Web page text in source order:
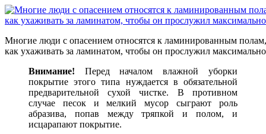
Многие люди с опасением относятся к ламинированным
как ухаживать за ламинатом, чтобы он прослужил
Внимание! Перед началом влажной уборки
покрытие этого типа нуждается в обязательной
предварительной сухой чистке. В противном
случае песок и мелкий мусор сыграют роль
абразива, попав между тряпкой и полом, и
исцарапают покрытие.